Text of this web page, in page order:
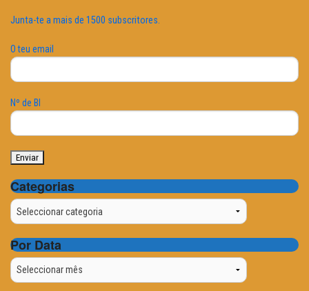
Junta-te a mais de 1500 subscritores.
O teu email
Nº de BI
Categorias
Categorias
Por Data
Por
Data